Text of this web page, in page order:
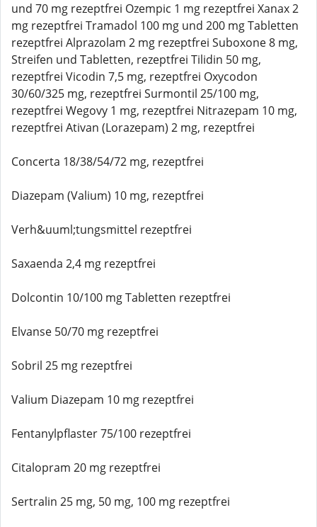
und 70 mg rezeptfrei Ozempic 1 mg rezeptfrei Xanax 2
mg rezeptfrei Tramadol 100 mg und 200 mg Tabletten
rezeptfrei Alprazolam 2 mg rezeptfrei Suboxone 8 mg,
Streifen und Tabletten, rezeptfrei Tilidin 50 mg,
rezeptfrei Vicodin 7,5 mg, rezeptfrei Oxycodon
30/60/325 mg, rezeptfrei Surmontil 25/100 mg,
rezeptfrei Wegovy 1 mg, rezeptfrei Nitrazepam 10 mg,
rezeptfrei Ativan (Lorazepam) 2 mg, rezeptfrei
Concerta 18/38/54/72 mg, rezeptfrei
Diazepam (Valium) 10 mg, rezeptfrei
Verh&uuml;tungsmittel rezeptfrei
Saxaenda 2,4 mg rezeptfrei
Dolcontin 10/100 mg Tabletten rezeptfrei
Elvanse 50/70 mg rezeptfrei
Sobril 25 mg rezeptfrei
Valium Diazepam 10 mg rezeptfrei
Fentanylpflaster 75/100 rezeptfrei
Citalopram 20 mg rezeptfrei
Sertralin 25 mg, 50 mg, 100 mg rezeptfrei